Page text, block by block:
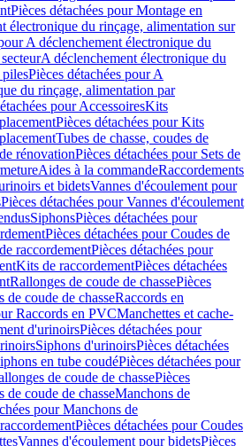
Pièces détachées pour Montage en
électronique du rinçage, alimentation sur
A déclenchement électronique du
A déclenchement électronique du
Pièces détachées pour A
du rinçage, alimentation par
pour AccessoiresKits
Pièces détachées pour Kits
Tubes de chasse, coudes de
rénovationPièces détachées pour Sets de
Aides à la commandeRaccordements
et bidetsVannes d'écoulement pour
Pièces détachées pour Vannes d'écoulement
SiphonsPièces détachées pour
Pièces détachées pour Coudes de
raccordementPièces détachées pour
Kits de raccordementPièces détachées
Rallonges de coude de chassePièces
de coude de chasseRaccords en
Raccords en PVCManchettes et cache-
d'urinoirsPièces détachées pour
Siphons d'urinoirsPièces détachées
en tube coudéPièces détachées pour
de coude de chassePièces
de coude de chasseManchons de
pour Manchons de
Pièces détachées pour Coudes
Vannes d'écoulement pour bidetsPièces